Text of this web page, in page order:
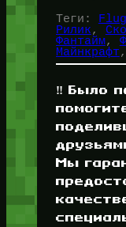
Теги:
Рилик,
Фантайм,
Майнкрафт
‼️ Было
Мы